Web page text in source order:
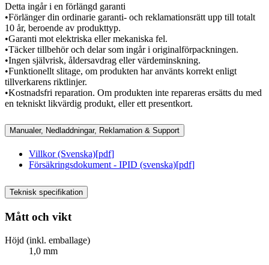
Detta ingår i en förlängd garanti
•Förlänger din ordinarie garanti- och reklamationsrätt upp till totalt
10 år, beroende av produkttyp.
•Garanti mot elektriska eller mekaniska fel.
•Täcker tillbehör och delar som ingår i originalförpackningen.
•Ingen självrisk, åldersavdrag eller värdeminskning.
•Funktionellt slitage, om produkten har använts korrekt enligt
tillverkarens riktlinjer.
•Kostnadsfri reparation. Om produkten inte repareras ersätts du med
en tekniskt likvärdig produkt, eller ett presentkort.
Manualer, Nedladdningar, Reklamation & Support
Villkor (Svenska)[pdf]
Försäkringsdokument - IPID (svenska)[pdf]
Teknisk specifikation
Mått och vikt
Höjd (inkl. emballage)
1,0 mm